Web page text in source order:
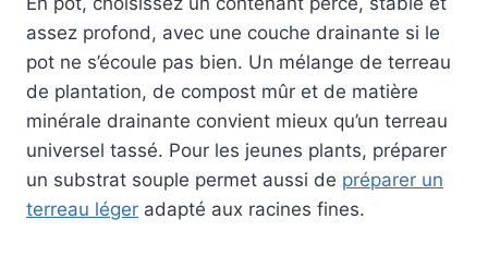
assez profond, avec une couche drainante si le
pot ne s’écoule pas bien. Un mélange de terreau
de plantation, de compost mûr et de matière
minérale drainante convient mieux qu’un terreau
universel tassé. Pour les jeunes plants, préparer
un substrat souple permet aussi de préparer un
terreau léger adapté aux racines fines.